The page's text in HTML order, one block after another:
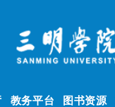
教务平台 图书资源